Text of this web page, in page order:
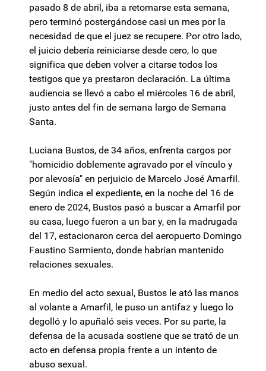
pasado 8 de abril, iba a retomarse esta semana,
pero terminó postergándose casi un mes por la
necesidad de que el juez se recupere. Por otro lado,
el juicio debería reiniciarse desde cero, lo que
significa que deben volver a citarse todos los
testigos que ya prestaron declaración. La última
audiencia se llevó a cabo el miércoles 16 de abril,
justo antes del fin de semana largo de Semana
Santa.
Luciana Bustos, de 34 años, enfrenta cargos por
"homicidio doblemente agravado por el vínculo y
por alevosía" en perjuicio de Marcelo José Amarfil.
Según indica el expediente, en la noche del 16 de
enero de 2024, Bustos pasó a buscar a Amarfil por
su casa, luego fueron a un bar y, en la madrugada
del 17, estacionaron cerca del aeropuerto Domingo
Faustino Sarmiento, donde habrían mantenido
relaciones sexuales.
En medio del acto sexual, Bustos le ató las manos
al volante a Amarfil, le puso un antifaz y luego lo
degolló y lo apuñaló seis veces. Por su parte, la
defensa de la acusada sostiene que se trató de un
acto en defensa propia frente a un intento de
abuso sexual.